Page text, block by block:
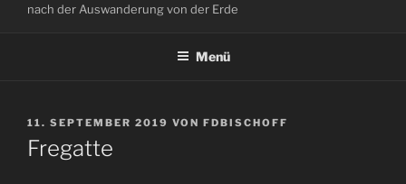
nach der Auswanderung von der Erde
Menü
VERÖFFENTLICHT
AM
11. SEPTEMBER 2019 VON FDBISCHOFF
Fregatte